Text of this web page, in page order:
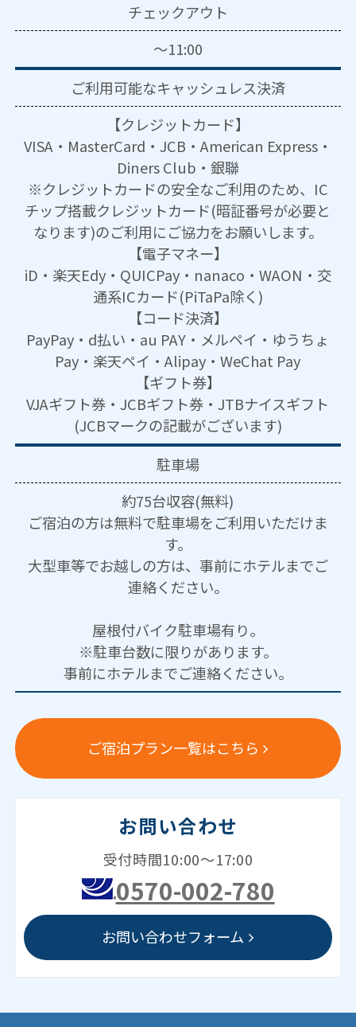
チェックアウト
～11:00
ご利用可能なキャッシュレス決済
【クレジットカード】
VISA・MasterCard・JCB・American Express・
Diners Club・銀聯
※クレジットカードの安全なご利用のため、IC
チップ搭載クレジットカード(暗証番号が必要と
なります)のご利用にご協力をお願いします。
【電子マネー】
iD・楽天Edy・QUICPay・nanaco・WAON・交
通系ICカード(PiTaPa除く)
【コード決済】
PayPay・d払い・au PAY・メルペイ・ゆうちょ
Pay・楽天ペイ・Alipay・WeChat Pay
【ギフト券】
VJAギフト券・JCBギフト券・JTBナイスギフト
(JCBマークの記載がございます)
駐車場
約75台収容(無料)
ご宿泊の方は無料で駐車場をご利用いただけま
す。
大型車等でお越しの方は、事前にホテルまでご
連絡ください。
屋根付バイク駐車場有り。
※駐車台数に限りがあります。
事前にホテルまでご連絡ください。
ご宿泊プラン一覧はこちら
お問い合わせ
受付時間10:00～17:00
0570-002-780
お問い合わせフォーム